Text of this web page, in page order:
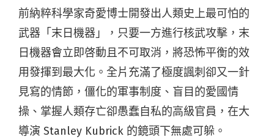
前納粹科學家奇愛博士開發出人類史上最可怕的
武器「末日機器」，只要一方進行核武攻擊，末
日機器會立即啓動且不可取消，將恐怖平衡的效
用發揮到最大化。 全片充滿了極度諷刺卻又一針
見寫的情節，僵化的軍事制度、盲目的愛國情
操、掌握人類存亡卻愚蠢自私的高級官員，在大
導演 Stanley Kubrick 的鏡頭下無處可躲。